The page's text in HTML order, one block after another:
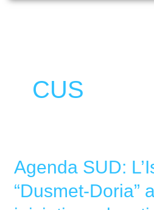
CUS
Agenda SUD:
“Dusmet-Doria”
Agenda
SUD:
L’Istituto